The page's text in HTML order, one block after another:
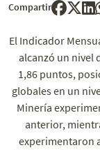
Compartir
El Indicador
alcanzó un nivel
1,86 puntos,
globales en un
Minería
anterior,
experimentaron